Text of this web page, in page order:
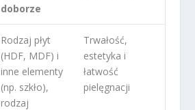
doborze
Rodzaj płyt
(HDF, MDF) i
inne elementy
(np. szkło),
rodzaj
Trwałość,
estetyka i
łatwość
pielęgnacji